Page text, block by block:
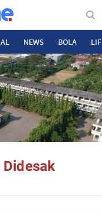
NEWS BOLA
Didesak